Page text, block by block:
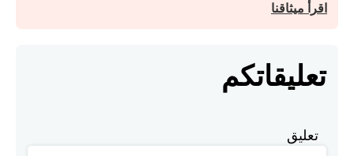
اقرأ ميثاقنا
تعليقاتكم
تعليق